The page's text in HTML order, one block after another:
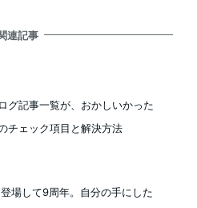
連記事
グ記事一覧が、おかしいかった
チェック項目と解決方法
場して9周年。自分の手にした